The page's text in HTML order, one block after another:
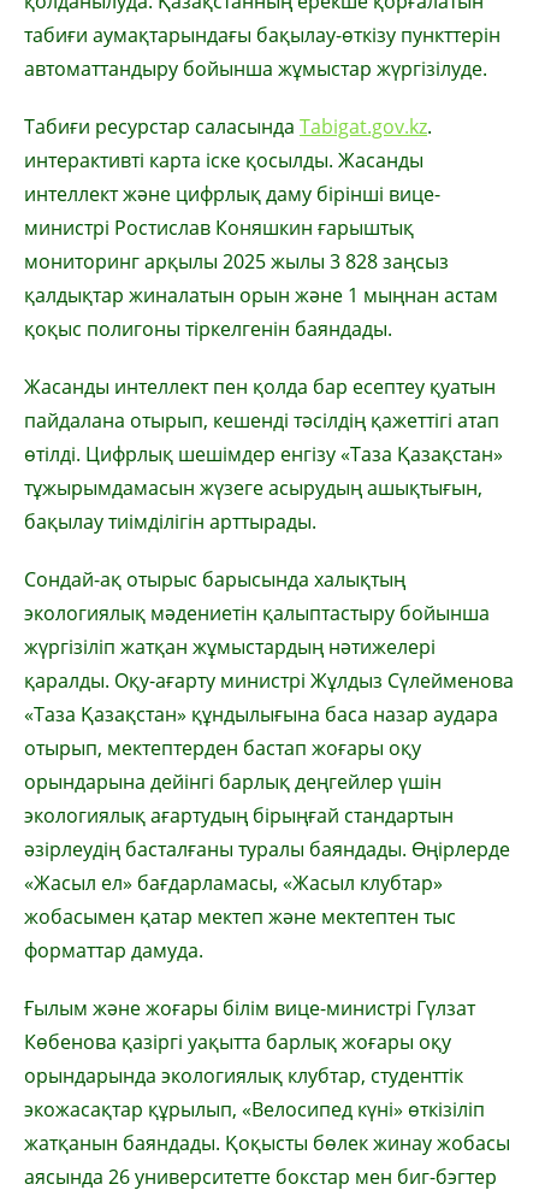
табиғи аумақтарындағы бақылау-өткізу пункттерін
автоматтандыру бойынша жұмыстар жүргізілуде.
Табиғи ресурстар саласында Tabigat.gov.kz.
интерактивті карта іске қосылды. Жасанды
интеллект және цифрлық даму бірінші вице-
министрі Ростислав Коняшкин ғарыштық
мониторинг арқылы 2025 жылы 3 828 заңсыз
қалдықтар жиналатын орын және 1 мыңнан астам
қоқыс полигоны тіркелгенін баяндады.
Жасанды интеллект пен қолда бар есептеу қуатын
пайдалана отырып, кешенді тәсілдің қажеттігі атап
өтілді. Цифрлық шешімдер енгізу «Таза Қазақстан»
тұжырымдамасын жүзеге асырудың ашықтығын,
бақылау тиімділігін арттырады.
Сондай-ақ отырыс барысында халықтың
экологиялық мәдениетін қалыптастыру бойынша
жүргізіліп жатқан жұмыстардың нәтижелері
қаралды. Оқу-ағарту министрі Жұлдыз Сүлейменова
«Таза Қазақстан» құндылығына баса назар аудара
отырып, мектептерден бастап жоғары оқу
орындарына дейінгі барлық деңгейлер үшін
экологиялық ағартудың бірыңғай стандартын
әзірлеудің басталғаны туралы баяндады. Өңірлерде
«Жасыл ел» бағдарламасы, «Жасыл клубтар»
жобасымен қатар мектеп және мектептен тыс
форматтар дамуда.
Ғылым және жоғары білім вице-министрі Гүлзат
Көбенова қазіргі уақытта барлық жоғары оқу
орындарында экологиялық клубтар, студенттік
экожасақтар құрылып, «Велосипед күні» өткізіліп
жатқанын баяндады. Қоқысты бөлек жинау жобасы
аясында 26 университетте бокстар мен биг-бэгтер